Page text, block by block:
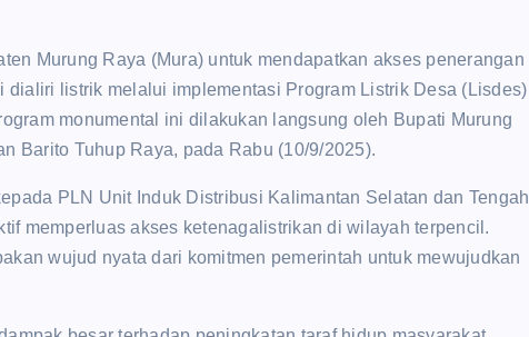
Murung Raya (Mura) untuk mendapatkan akses penerangan
dialiri listrik melalui implementasi Program Listrik Desa (Lisdes)
monumental ini dilakukan langsung oleh Bupati Murung
Barito Tuhup Raya, pada Rabu (10/9/2025).
PLN Unit Induk Distribusi Kalimantan Selatan dan Tengah
memperluas akses ketenagalistrikan di wilayah terpencil.
wujud nyata dari komitmen pemerintah untuk mewujudkan